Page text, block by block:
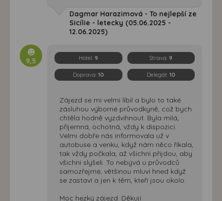
Dagmar Harazimová - To nejlepší ze
Sicílie - letecky (05.06.2025 -
12.06.2025)
9,5 Hotel: 9 Strava: 9
Doprava: 10 Delegát: 10
Zájezd se mi velmi líbil a bylo to také
zásluhou výborné průvodkyně, což bych
chtěla hodně vyzdvihnout. Byla milá,
příjemná, ochotná, vždy k dispozici.
Velmi dobře nás informovala už v
autobuse a venku, když nám něco říkala,
tak vždy počkala, až všichni přijdou, aby
všichni slyšeli. To nebývá u průvodců
samozřejmé, většinou mluví hned když
se zastaví a jen k těm, kteří jsou okolo.
Moc hezký zájezd. Děkuji